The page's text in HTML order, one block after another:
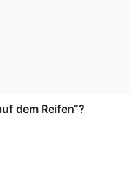
dem Reifen“?